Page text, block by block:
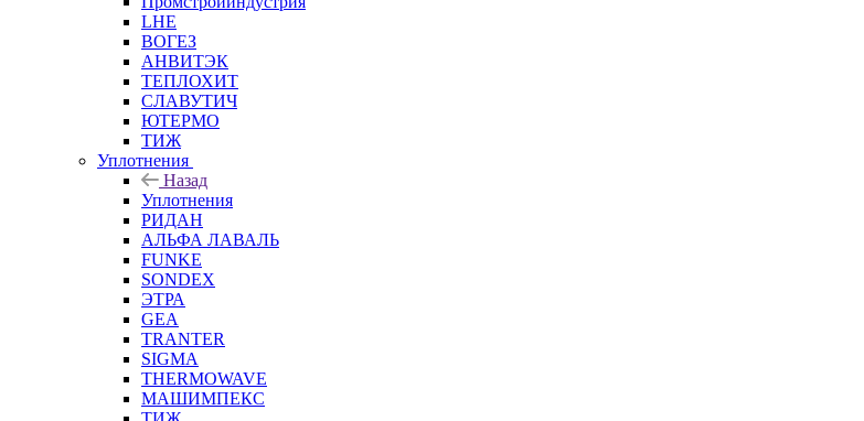
LHE
ВОГЕЗ
АНВИТЭК
ТЕПЛОХИТ
СЛАВУТИЧ
ЮТЕРМО
ТИЖ
Уплотнения
Назад
Уплотнения
РИДАН
АЛЬФА ЛАВАЛЬ
FUNKE
SONDEX
ЭТРА
GEA
TRANTER
SIGMA
THERMOWAVE
МАШИМПЕКС